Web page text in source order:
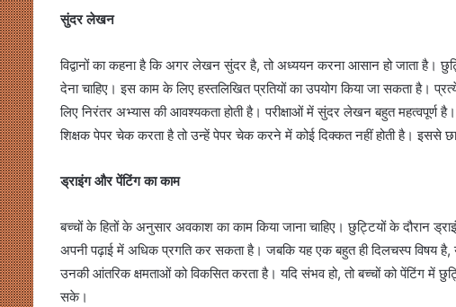
सुंदर लेखन
विद्वानों का कहना है कि अगर लेखन सुंदर है, तो अध्ययन करना आसान हो जाता है।
देना चाहिए। इस काम के लिए हस्तलिखित प्रतियों का उपयोग किया जा सकता
लिए निरंतर अभ्यास की आवश्यकता होती है। परीक्षाओं में सुंदर लेखन बहुत
शिक्षक पेपर चेक करता है तो उन्हें पेपर चेक करने में कोई दिक्कत नहीं होती है। इससे
ड्राइंग और पेंटिंग का काम
बच्चों के हितों के अनुसार अवकाश का काम किया जाना चाहिए। छुट्टियों के दौरान
अपनी पढ़ाई में अधिक प्रगति कर सकता है। जबकि यह एक बहुत ही दिलचस्प विषय है,
उनकी आंतरिक क्षमताओं को विकसित करता है। यदि संभव हो, तो बच्चों को पेंटिंग में
सके।